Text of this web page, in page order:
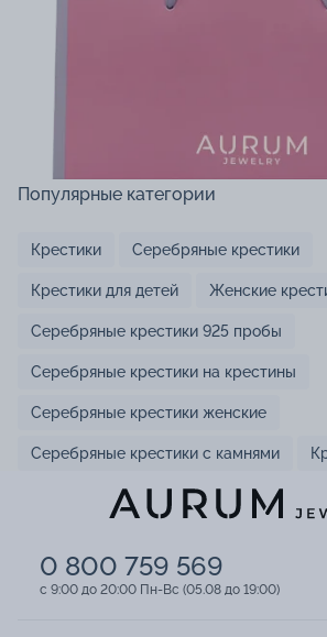
Популярные категории
Крестики Серебряные крестики
Крестики для детей Женские
Серебряные крестики 925 пробы
Серебряные крестики на крестины
Серебряные крестики женские
Серебряные крестики с камнями
0 800 759 569
c 9:00 до 20:00 Пн-Вс (05.08 до 19:00)